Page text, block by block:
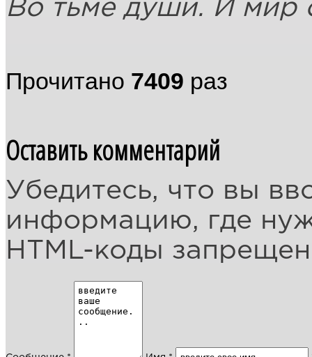
Во тьме души. И мир
Прочитано 7409 раз
Оставить комментарий
Убедитесь, что вы
информацию, где
HTML-коды